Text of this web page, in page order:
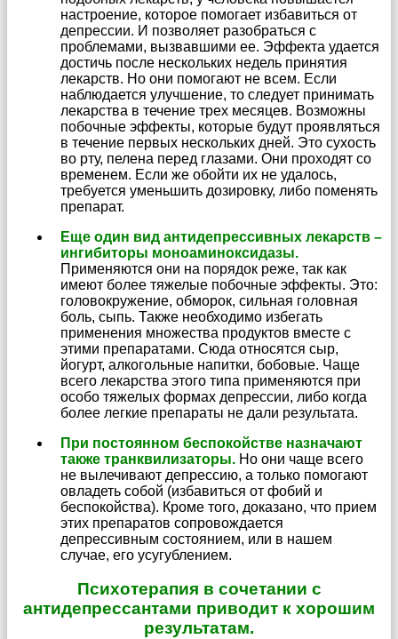
настроение, которое помогает избавиться от
депрессии. И позволяет разобраться с
проблемами, вызвавшими ее. Эффекта удается
достичь после нескольких недель принятия
лекарств. Но они помогают не всем. Если
наблюдается улучшение, то следует принимать
лекарства в течение трех месяцев. Возможны
побочные эффекты, которые будут проявляться
в течение первых нескольких дней. Это сухость
во рту, пелена перед глазами. Они проходят со
временем. Если же обойти их не удалось,
требуется уменьшить дозировку, либо поменять
препарат.
Еще один вид антидепрессивных лекарств –
ингибиторы моноаминоксидазы.
Применяются они на порядок реже, так как
имеют более тяжелые побочные эффекты. Это:
головокружение, обморок, сильная головная
боль, сыпь. Также необходимо избегать
применения множества продуктов вместе с
этими препаратами. Сюда относятся сыр,
йогурт, алкогольные напитки, бобовые. Чаще
всего лекарства этого типа применяются при
особо тяжелых формах депрессии, либо когда
более легкие препараты не дали результата.
При постоянном беспокойстве назначают
также транквилизаторы. Но они чаще всего
не вылечивают депрессию, а только помогают
овладеть собой (избавиться от фобий и
беспокойства). Кроме того, доказано, что прием
этих препаратов сопровождается
депрессивным состоянием, или в нашем
случае, его усугублением.
Психотерапия в сочетании с
антидепрессантами приводит к хорошим
результатам.